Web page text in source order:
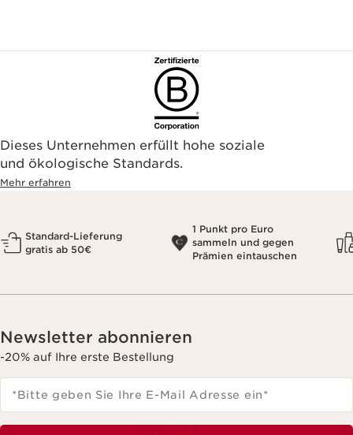
Dieses Unternehmen erfüllt hohe soziale
und ökologische Standards.
Mehr erfahren
Standard-Lieferung
gratis ab 50€
1 Punkt pro Euro
sammeln und gegen
Prämien eintauschen
Newsletter abonnieren
-20% auf Ihre erste Bestellung
*Bitte geben Sie Ihre E-Mail Adresse ein*